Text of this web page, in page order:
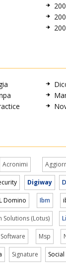
Acronimi
Digiway
Domino Ibm
Solutions (Lotus)
Msp
Signature